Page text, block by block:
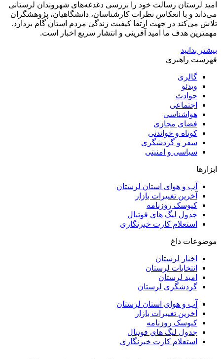
امید لرستان رسالت خود را بررسی دغدغه‌های شهروندان لرستانی
می‌داند و با انعکاس نظرات کارشناسان، دانشگاهیان، پژوهشگران
تلاش می‌کند در جهت ارتقا کیفیت زندگی مردم استان گام بردارد.
مهمترین هدف ما امید آفرینی و انتشار سریع اخبار است.
بیشتر بدانید
فهرست راهبری
گالری
ویدئو
حوادث
اجتماعی
هواشناسی
فضای مجازی
کوتاه و خواندنی
سفر و گردشگری
سیاسی و امنیتی
ابزارها
آب و هوای استان لرستان
آخرین تغییرات بازار
کیوسک روزنامه
جدول لیگ های فوتبال
استعلام کارت خبرنگاری
موضوعات داغ
اخبار لرستان
انتخابات لرستان
امید لرستان
گردشگری لرستان
آب و هوای استان لرستان
آخرین تغییرات بازار
کیوسک روزنامه
جدول لیگ های فوتبال
استعلام کارت خبرنگاری